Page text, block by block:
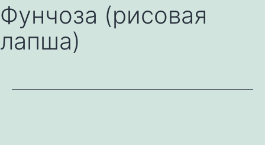
Фунчоза (рисовая
лапша)